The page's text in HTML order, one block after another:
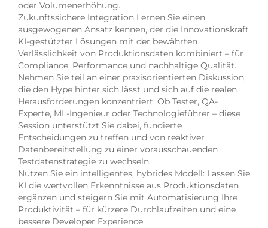
oder Volumenerhöhung.
Zukunftssichere Integration Lernen Sie einen
ausgewogenen Ansatz kennen, der die Innovationskraft
KI-gestützter Lösungen mit der bewährten
Verlässlichkeit von Produktionsdaten kombiniert – für
Compliance, Performance und nachhaltige Qualität.
Nehmen Sie teil an einer praxisorientierten Diskussion,
die den Hype hinter sich lässt und sich auf die realen
Herausforderungen konzentriert. Ob Tester, QA-
Experte, ML-Ingenieur oder Technologieführer – diese
Session unterstützt Sie dabei, fundierte
Entscheidungen zu treffen und von reaktiver
Datenbereitstellung zu einer vorausschauenden
Testdatenstrategie zu wechseln.
Nutzen Sie ein intelligentes, hybrides Modell: Lassen Sie
KI die wertvollen Erkenntnisse aus Produktionsdaten
ergänzen und steigern Sie mit Automatisierung Ihre
Produktivität – für kürzere Durchlaufzeiten und eine
bessere Developer Experience.